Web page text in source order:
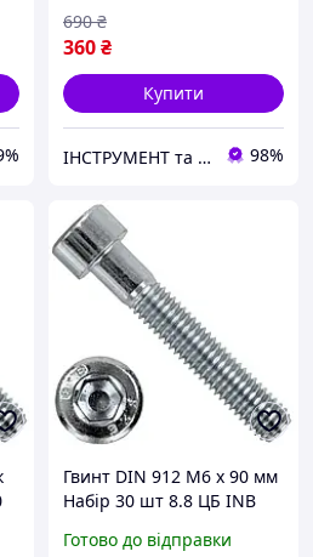
360₴
690 ₴
Купити
ІНСТРУМЕНТ та МЕТИЗИ 98%
Гвинт DIN 912 М6 х 90 мм
Набір 30 шт 8.8 ЦБ INB
Готово до відправки